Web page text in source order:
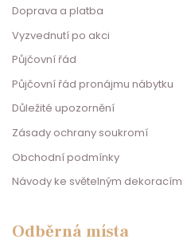
Doprava a platba
Vyzvednutí po akci
Půjčovní řád
Půjčovní řád pronájmu nábytku
Důležité upozornění
Zásady ochrany soukromí
Obchodní podmínky
Návody ke světelným dekoracím
Odběrná místa